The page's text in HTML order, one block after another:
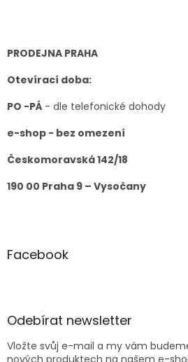
PRODEJNA PRAHA
Otevírací doba:
PO -PÁ - dle telefonické dohody
e-shop - bez omezení
Českomoravská 142/18
190 00 Praha 9 – Vysočany
Facebook
Odebírat newsletter
Vložte svůj e-mail a my vám